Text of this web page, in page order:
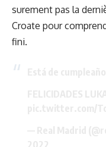
surement pas la
Croate pour
fini.